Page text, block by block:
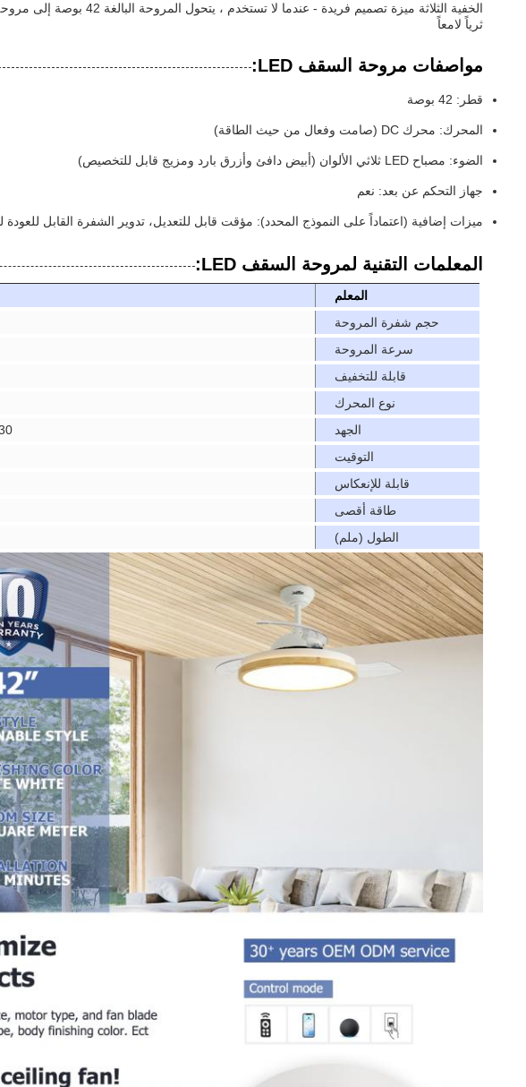
ثرياً لامعاً
مواصفات مروحة السقف LED:
قطر: 42 بوصة
المحرك: محرك DC (صامت وفعال من حيث الطاقة)
الضوء: مصباح LED ثلاثي الألوان (أبيض دافئ وأزرق بارد ومزيج قابل للتخصيص)
جهاز التحكم عن بعد: نعم
ميزات إضافية (اعتماداً على النموذج المحدد): مؤقت قابل للتعديل، تدوير الشفرة القابل
المعلمات التقنية لمروحة السقف LED:
المعلم
حجم شفرة المروحة
سرعة المروحة
قابلة للتخفيف
نوع المحرك
الجهد
230 فولت
التوقيت
قابلة للإنعكاس
طاقة أقصى
الطول (ملم)